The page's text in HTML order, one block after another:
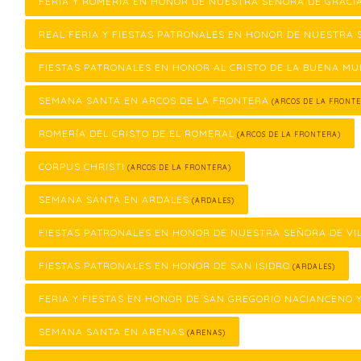
REAL FERIA Y FIESTAS PATRONALES EN HONOR DE NUESTRA
FIESTAS PATRONALES EN HONOR AL CRISTO DE LA BUENA
SEMANA SANTA EN ARCOS DE LA FRONTERA (ARCOS DE LA
ROMERÍA DEL CRISTO DE EL ROMERAL (ARCOS DE LA FRONTERA)
CORPUS CHRISTI (ARCOS DE LA FRONTERA)
SEMANA SANTA EN ARDALES (ARDALES)
FIESTAS PATRONALES EN HONOR DE NUESTRA SEÑORA DE
FIESTAS PATRONALES EN HONOR DE SAN ISIDRO (ARDALES)
FERIA Y FIESTAS EN HONOR DE SAN GREGORIO NACIANCENO
SEMANA SANTA EN ARENAS (ARENAS)